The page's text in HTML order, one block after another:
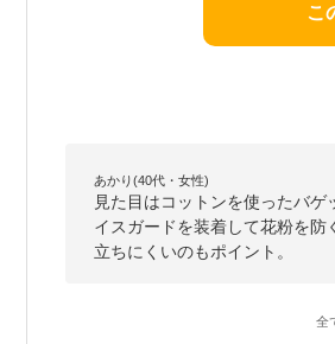
こ
あかり(40代・女性)
見た目はコットンを使ったバ
イスガードを装着して花粉を
立ちにくいのもポイント。
全